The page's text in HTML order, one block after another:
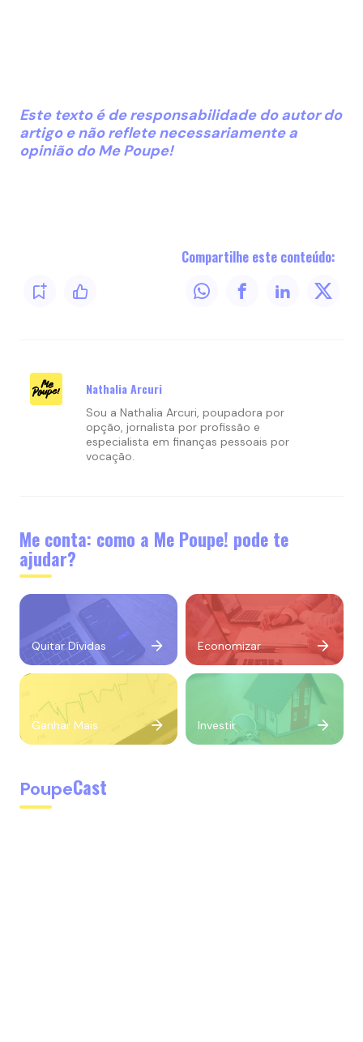
Este texto é de responsabilidade do autor do
artigo e não reflete necessariamente a
opinião do Me Poupe!
Compartilhe este conteúdo:
Nathalia Arcuri
Sou a Nathalia Arcuri, poupadora por
opção, jornalista por profissão e
especialista em finanças pessoais por
vocação.
Me conta: como a Me Poupe! pode te
ajudar?
Quitar Dívidas Economizar
Ganhar Mais Investir
PoupeCast